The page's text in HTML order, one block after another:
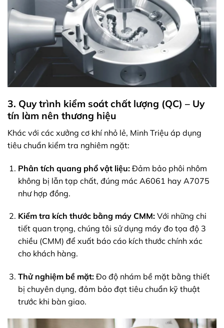
3. Quy trình kiểm soát chất lượng (QC) – Uy
tín làm nên thương hiệu
Khác với các xưởng cơ khí nhỏ lẻ, Minh Triệu áp dụng
tiêu chuẩn kiểm tra nghiêm ngặt:
Phân tích quang phổ vật liệu:Đảm bảo phôi nhôm
không bị lẫn tạp chất, đúng mác A6061 hay A7075
như hợp đồng.
Kiểm tra kích thước bằng máy CMM:Với những chi
tiết quan trọng, chúng tôi sử dụng máy đo tọa độ 3
chiều (CMM) để xuất báo cáo kích thước chính xác
cho khách hàng.
Thử nghiệm bề mặt:Đo độ nhám bề mặt bằng thiết
bị chuyên dụng, đảm bảo đạt tiêu chuẩn kỹ thuật
trước khi bàn giao.